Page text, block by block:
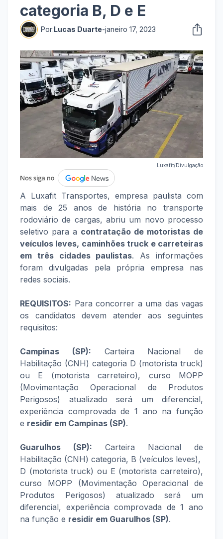
categoria B, D e E
Por:Lucas Duarte-janeiro 17, 2023
Luxafit/Divulgação
A Luxafit Transportes, empresa paulista com
mais de 25 anos de história no transporte
rodoviário de cargas, abriu um novo processo
seletivo para a contratação de motoristas de
veículos leves, caminhões truck e carreteiras
em três cidades paulistas. As informações
foram divulgadas pela própria empresa nas
redes sociais.
REQUISITOS: Para concorrer a uma das vagas
os candidatos devem atender aos seguintes
requisitos:
Campinas (SP): Carteira Nacional de
Habilitação (CNH) categoria D (motorista truck)
ou E (motorista carreteiro), curso MOPP
(Movimentação Operacional de Produtos
Perigosos) atualizado será um diferencial,
experiência comprovada de 1 ano na função
e residir em Campinas (SP).
Guarulhos (SP): Carteira Nacional de
Habilitação (CNH) categoria, B (veículos leves),
D (motorista truck) ou E (motorista carreteiro),
curso MOPP (Movimentação Operacional de
Produtos Perigosos) atualizado será um
diferencial, experiência comprovada de 1 ano
na função e residir em Guarulhos (SP).